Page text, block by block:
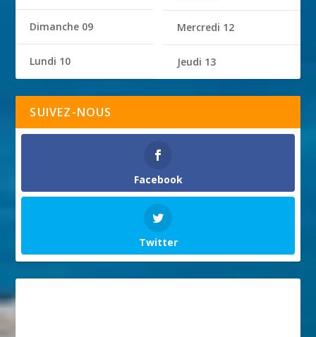
Dimanche 09
Lundi 10
Mercredi 12
Jeudi 13
SUIVEZ-NOUS
Facebook
Twitter